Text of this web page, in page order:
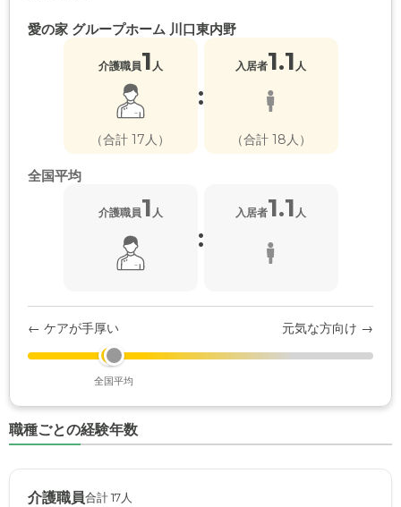
愛の家 グループホーム 川口東内野
介護職員1 人
（合計 17人）
:
入居者1.1 人
（合計 18人）
全国平均
介護職員1 人
:
入居者1.1 人
← ケアが手厚い 元気な方向け →
全国平均
職種ごとの経験年数
介護職員合計 17人